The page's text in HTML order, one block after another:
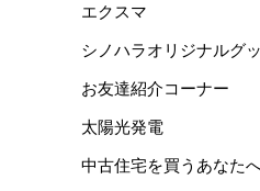
エクスマ
シノハラオリジナルグ
お友達紹介コーナー
太陽光発電
中古住宅を買うあなた